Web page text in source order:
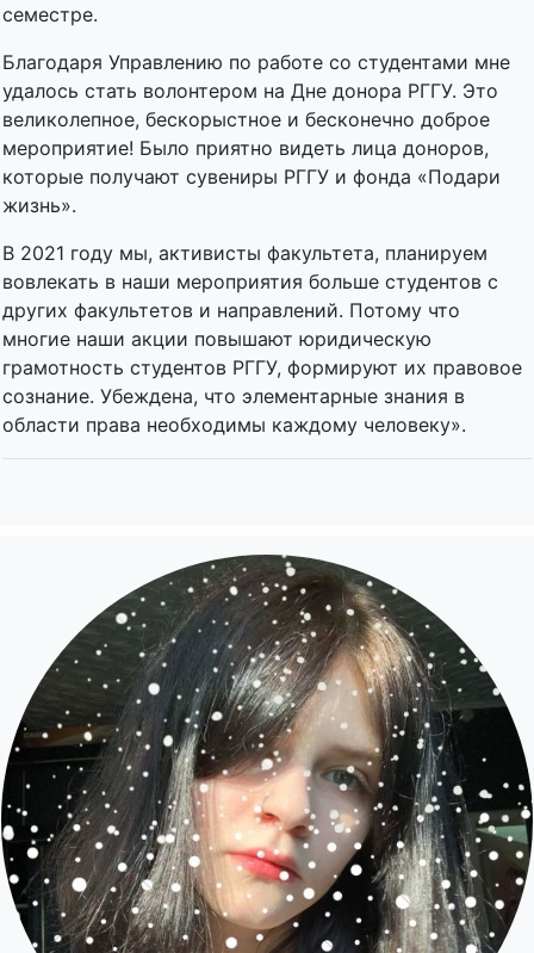
семестре.
Благодаря Управлению по работе со студентами мне
удалось стать волонтером на Дне донора РГГУ. Это
великолепное, бескорыстное и бесконечно доброе
мероприятие! Было приятно видеть лица доноров,
которые получают сувениры РГГУ и фонда «Подари
жизнь».
В 2021 году мы, активисты факультета, планируем
вовлекать в наши мероприятия больше студентов с
других факультетов и направлений. Потому что
многие наши акции повышают юридическую
грамотность студентов РГГУ, формируют их правовое
сознание. Убеждена, что элементарные знания в
области права необходимы каждому человеку».